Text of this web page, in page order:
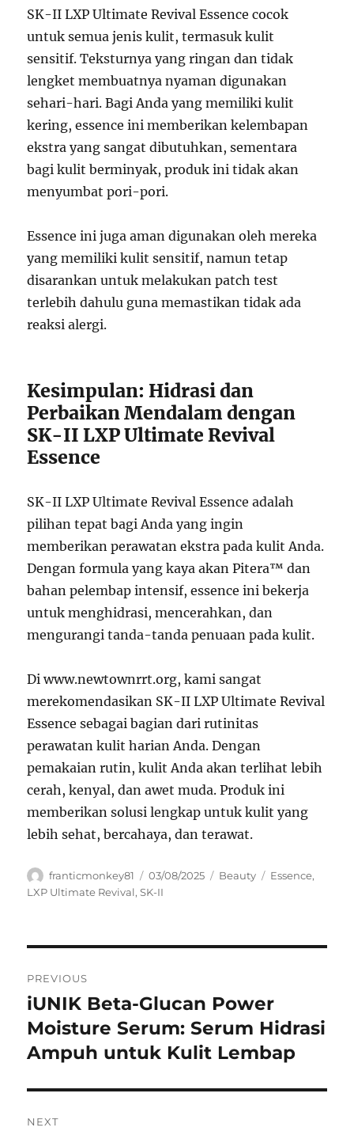
SK-II LXP Ultimate Revival Essence cocok
untuk semua jenis kulit, termasuk kulit
sensitif. Teksturnya yang ringan dan tidak
lengket membuatnya nyaman digunakan
sehari-hari. Bagi Anda yang memiliki kulit
kering, essence ini memberikan kelembapan
ekstra yang sangat dibutuhkan, sementara
bagi kulit berminyak, produk ini tidak akan
menyumbat pori-pori.
Essence ini juga aman digunakan oleh mereka
yang memiliki kulit sensitif, namun tetap
disarankan untuk melakukan patch test
terlebih dahulu guna memastikan tidak ada
reaksi alergi.
Kesimpulan: Hidrasi dan
Perbaikan Mendalam dengan
SK-II LXP Ultimate Revival
Essence
SK-II LXP Ultimate Revival Essence adalah
pilihan tepat bagi Anda yang ingin
memberikan perawatan ekstra pada kulit Anda.
Dengan formula yang kaya akan Pitera™ dan
bahan pelembap intensif, essence ini bekerja
untuk menghidrasi, mencerahkan, dan
mengurangi tanda-tanda penuaan pada kulit.
Di www.newtownrrt.org, kami sangat
merekomendasikan SK-II LXP Ultimate Revival
Essence sebagai bagian dari rutinitas
perawatan kulit harian Anda. Dengan
pemakaian rutin, kulit Anda akan terlihat lebih
cerah, kenyal, dan awet muda. Produk ini
memberikan solusi lengkap untuk kulit yang
lebih sehat, bercahaya, dan terawat.
Author
franticmonkey81
Posted
on
03/08/2025 Categories
Beauty Tags
Essence,
LXP Ultimate Revival,SK-II
pos
PREVIOUS
Previous
post:
iUNIK Beta-Glucan Power
Moisture Serum: Serum Hidrasi
Ampuh untuk Kulit Lembap
NEXT